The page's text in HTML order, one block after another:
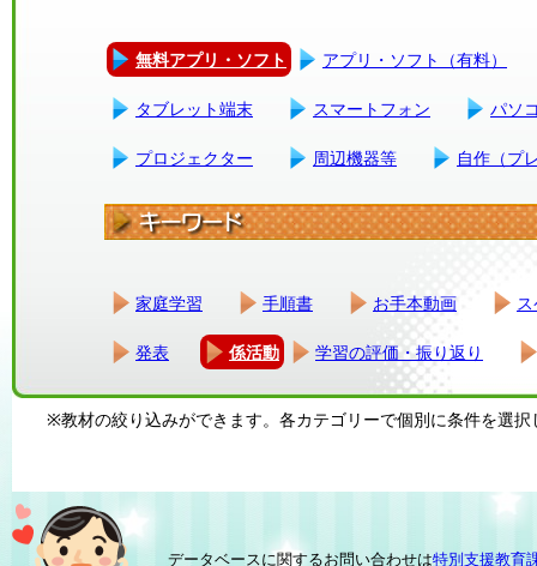
無料アプリ・ソフト アプリ・ソフト（有料）
タブレット端末 スマートフォン パソ
プロジェクター 周辺機器等 自作（プ
家庭学習 手順書 お手本動画
発表 係活動 学習の評価・振り返り
※教材の絞り込みができます。各カテゴリーで個別に条件を選択
データベースに関するお問い合わせは特別支援教育